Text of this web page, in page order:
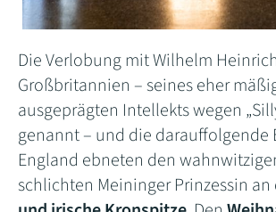
Die Verlobung mit Wilhelm
Großbritannien – seines eher
ausgeprägten Intellekts wegen
genannt – und die darauffolgende
England ebneten den
schlichten Meininger Prinzessin an